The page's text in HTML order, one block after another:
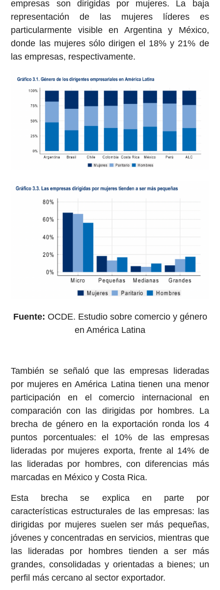
empresas son dirigidas por mujeres. La baja
representación de las mujeres líderes es
particularmente visible en Argentina y México,
donde las mujeres sólo dirigen el 18% y 21% de
las empresas, respectivamente.
Fuente: OCDE. Estudio sobre comercio y género
en América Latina
También se señaló que las empresas lideradas
por mujeres en América Latina tienen una menor
participación en el comercio internacional en
comparación con las dirigidas por hombres. La
brecha de género en la exportación ronda los 4
puntos porcentuales: el 10% de las empresas
lideradas por mujeres exporta, frente al 14% de
las lideradas por hombres, con diferencias más
marcadas en México y Costa Rica.
Esta brecha se explica en parte por
características estructurales de las empresas: las
dirigidas por mujeres suelen ser más pequeñas,
jóvenes y concentradas en servicios, mientras que
las lideradas por hombres tienden a ser más
grandes, consolidadas y orientadas a bienes; un
perfil más cercano al sector exportador.